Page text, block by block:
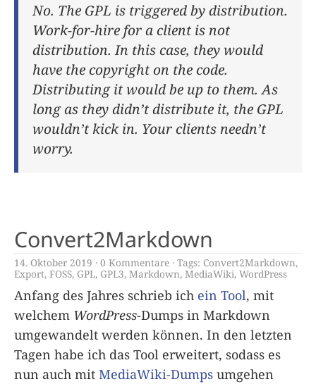
No. The GPL is triggered by distribution.
Work-for-hire for a client is not
distribution. In this case, they would
have the copyright on the code.
Distributing it would be up to them. As
long as they didn’t distribute it, the GPL
wouldn’t kick in. Your clients needn’t
worry.
Convert2Markdown
14. Oktober 2019 0 Kommentare Tags: Convert2Markdown,
Export, FOSS, GPL, GPL3, Markdown, MediaWiki, WordPress
Anfang des Jahres schrieb ich ein Tool, mit
welchem WordPress-Dumps in Markdown
umgewandelt werden können. In den letzten
Tagen habe ich das Tool erweitert, sodass es
nun auch mit MediaWiki-Dumps umgehen